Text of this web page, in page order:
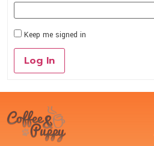
Keep me signed in
Log In